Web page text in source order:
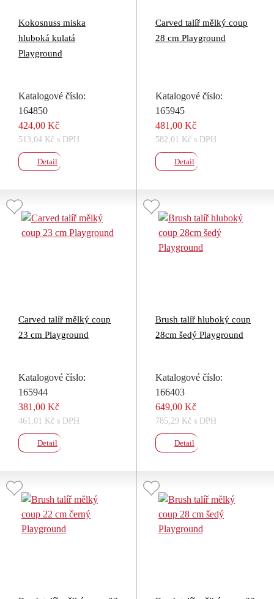
Kokosnuss miska
hluboká kulatá
Playground
Katalogové číslo:
164850
424,00 Kč
513,04 Kč s DPH
Detail
Carved talíř mělký coup
28 cm Playground
Katalogové číslo:
165945
481,00 Kč
582,01 Kč s DPH
Detail
Carved talíř mělký coup
23 cm Playground
Katalogové číslo:
165944
381,00 Kč
461,01 Kč s DPH
Detail
Brush talíř hluboký coup
28cm šedý Playground
Katalogové číslo:
166403
649,00 Kč
785,29 Kč s DPH
Detail